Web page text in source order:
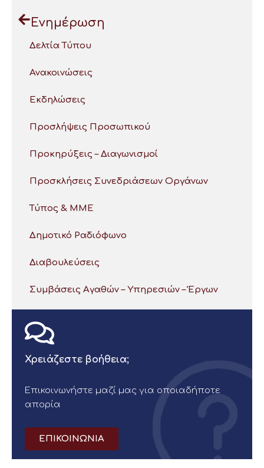
Ενημέρωση
Δελτία Τύπου
Ανακοινώσεις
Εκδηλώσεις
Προσλήψεις Προσωπικού
Προκηρύξεις – Διαγωνισμοί
Προσκλήσεις Συνεδριάσεων Οργάνων
Τύπος & ΜΜΕ
Δημοτικό Ραδιόφωνο
Διαβουλεύσεις
Συμβάσεις Αγαθών – Υπηρεσιών – Έργων
Χρειάζεστε βοήθεια;
Επικοινωνήστε μαζί μας για οποιαδήποτε
απορία
ΕΠΙΚΟΙΝΩΝΙΑ